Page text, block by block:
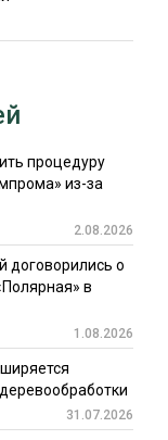
процедуру
из-за
2.08.2026
договорились о
в
1.08.2026
31.07.2026